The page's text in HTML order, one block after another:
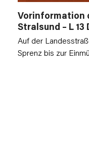
Vorinformation
Stralsund – L 13
Auf der
Sprenz bis zur